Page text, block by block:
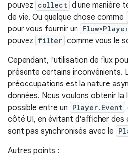
pouvez collect d'une manière
de vie. Ou quelque chose comme
pour vous fournir un
pouvez filter comme vous le
Cependant, l'utilisation de flux
présente certains inconvénients.
préoccupations est la nature
données. Nous voulons obtenir la
possible entre un Player.Event
côté UI, en évitant d'afficher des
sont pas synchronisés avec le
Autres points :